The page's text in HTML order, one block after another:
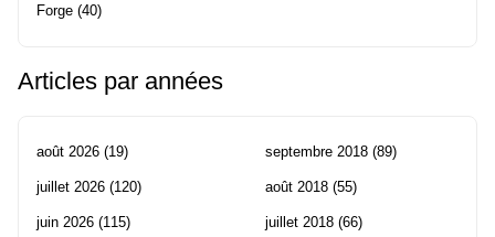
Forge (40)
Articles par années
août 2026 (19)
juillet 2026 (120)
juin 2026 (115)
septembre 2018 (89)
août 2018 (55)
juillet 2018 (66)